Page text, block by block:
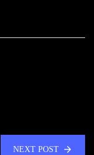
NEXT POST